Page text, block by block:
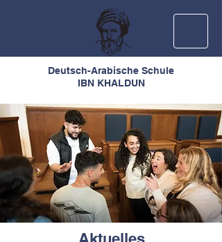
Deutsch-Arabische Schule
IBN KHALDUN